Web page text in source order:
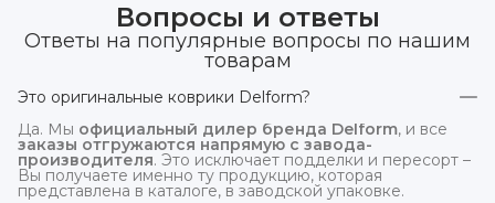
Вопросы и ответы
Ответы на популярные вопросы по нашим
товарам
Это оригинальные коврики Delform?
Да. Мы официальный дилер бренда Delform, и все
заказы отгружаются напрямую с завода-
производителя. Это исключает подделки и пересорт –
Вы получаете именно ту продукцию, которая
представлена в каталоге, в заводской упаковке.